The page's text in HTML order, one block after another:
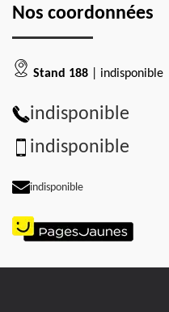
Nos coordonnées
Stand 188 | indisponible
indisponible
indisponible
indisponible